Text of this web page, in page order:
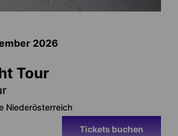
2026
Tour
Niederösterreich
Tickets buchen